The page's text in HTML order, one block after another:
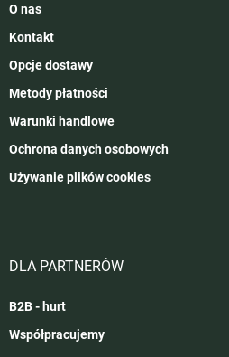
O nas
Kontakt
Opcje dostawy
Metody płatności
Warunki handlowe
Ochrona danych osobowych
Używanie plików cookies
DLA PARTNERÓW
B2B - hurt
Współpracujemy